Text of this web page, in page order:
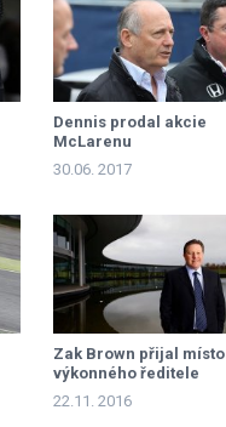
Dennis prodal akcie
McLarenu
30.06. 2017
Zak Brown přijal místo
výkonného ředitele
McLarenu
22.11. 2016